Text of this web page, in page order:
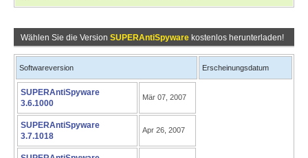
Wählen Sie die Version SUPERAntiSpyware kostenlos herunterladen!
Softwareversion Erscheinungsdatum
SUPERAntiSpyware
3.6.1000
Mär 07, 2007
SUPERAntiSpyware
3.7.1018
Apr 26, 2007